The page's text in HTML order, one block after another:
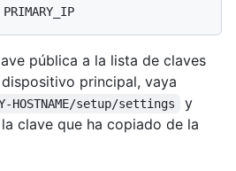
pública a la lista de claves
principal, vaya
HOSTNAME/setup/settings
y
clave que ha copiado de la